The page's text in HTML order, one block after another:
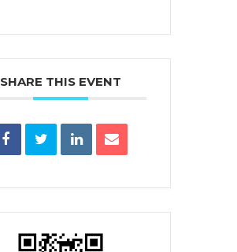
SHARE THIS EVENT